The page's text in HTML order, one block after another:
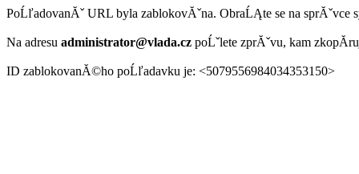
PoĹľadovanĂˇ URL byla zablokovĂˇna. ObraĹĄte se na sprĂˇvce
Na adresu administrator@vlada.cz poĹˇlete zprĂˇvu, kam
ID zablokovanĂ©ho poĹľadavku je: <5079556984034353150>